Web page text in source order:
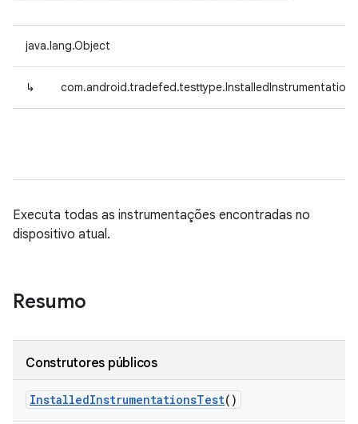
java.lang.Object
↳
Executa todas as instrumentações encontradas no
dispositivo atual.
Resumo
Construtores públicos
InstalledInstrumentationsTest()